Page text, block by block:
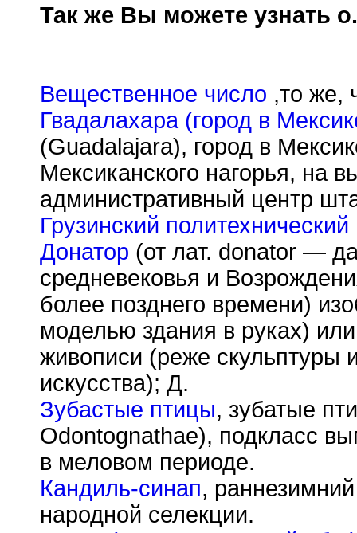
Так же Вы можете узнать
Вещественное число ,то же,
Гвадалахара (город в
(Guadalajara), город в
Мексиканского нагорья, на
административный центр
Грузинский политехнический
Донатор (от лат. donator —
средневековья и
более позднего времени)
моделью здания в руках)
живописи (реже скульптуры
искусства); Д.
Зубастые птицы, зубатые
Odontognathae), подкласс
в меловом периоде.
Кандиль-синап,
народной селекции.